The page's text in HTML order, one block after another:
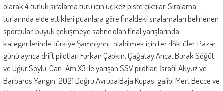
olarak 4 turluk sıralama turu için üç kez piste çıktılar. Sıralama
turlarında elde ettikleri puanlara göre finaldeki sıralamaları belirlenen
sporcular, büyük çekişmeye sahne olan final yarışlarında
kategorilerinde Türkiye Şampiyonu olabilmek için ter döktüler. Pazar
günü ayrıca drift pilotları Furkan Çapkın, Çağatay Arıca, Burak Söğüt
ve Uğur Soylu, Can-Am X3 ile yarışan SSV pilotları İsrafil Akyüz ve
Barbaros Yangın, 2021 Doğru Avrupa Baja Kupası galibi Mert Becce ve